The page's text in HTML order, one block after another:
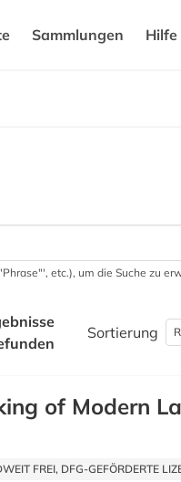
Sammlungen Hilfe
etc.), um die Suche zu
Sortierung
of Modern
FREI, DFG-GEFÖRDERTE